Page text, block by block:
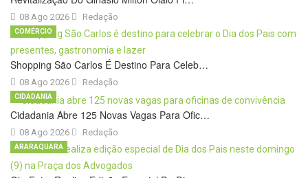
08 Ago 2026 Redação
Shopping São Carlos É Destino Para Celeb…
08 Ago 2026
COMÉRCIO
Redação
Cidadania Abre 125 Novas Vagas Para Ofic…
08 Ago 2026
CIDADANIA
Redação
ARARAQUARA